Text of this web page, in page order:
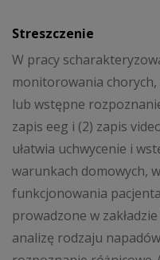
Streszczenie
W pracy
monitorowania
lub wstępne
zapis eeg i (2) zapis
ułatwia uchwycenie i
warunkach domowych,
funkcjonowania
prowadzone w
analizę rodzaju